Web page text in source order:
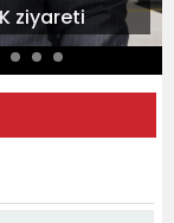
ziyareti